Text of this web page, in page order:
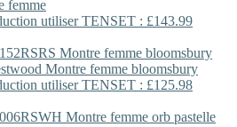
femme
utiliser TENSET : £143.99
Montre femme bloomsbury
utiliser TENSET : £125.98